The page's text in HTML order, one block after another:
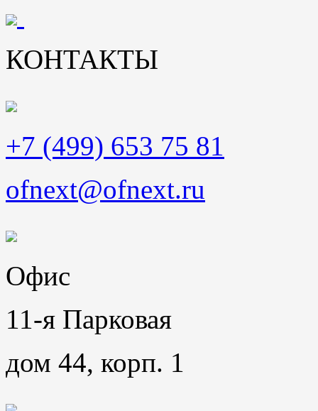
КОНТАКТЫ
+7 (499) 653 75 81
ofnext@ofnext.ru
Офис
11-я Парковая
дом 44, корп. 1